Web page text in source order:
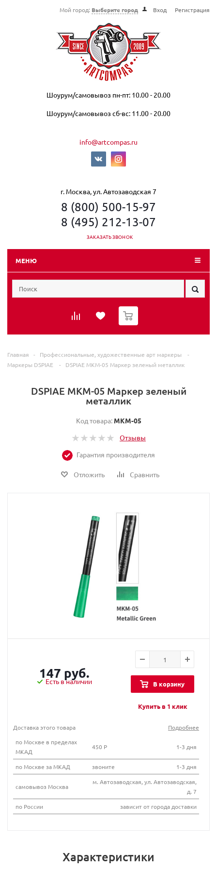
Мой город: Выберите город Вход Регистрация
Шоурум/самовывоз пн-пт: 10.00 - 20.00
Шоурум/самовывоз сб-вс: 11.00 - 20.00
info@artcompas.ru
г. Москва, ул. Автозаводская 7
8 (800) 500-15-97
8 (495) 212-13-07
ЗАКАЗАТЬ ЗВОНОК
МЕНЮ
0
Главная - Профессиональные, художественные арт маркеры
-
Маркеры DSPIAE
- DSPIAE MKM-05 Маркер зеленый металлик
DSPIAE MKM-05 Маркер зеленый
металлик
Код товара: MKM-05
Отзывы
Гарантия производителя
Отложить Сравнить
147 руб.
Есть в наличии В корзину
Купить в 1 клик
Доставка этого товара
Подробнее
по Москве в пределах
МКАД
450 Р 1-3 дня
по Москве за МКАД звоните 1-3 дня
самовывоз Москва
м. Автозаводская, ул. Автозаводская,
д. 7
по России
зависит от города доставки
Характеристики